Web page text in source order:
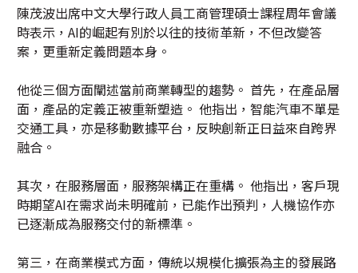
陳茂波出席中文大學行政人員工商管理碩士課程周年會議
時表示，AI的崛起有別於以往的技術革新，不但改變答
案，更重新定義問題本身。
他從三個方面闡述當前商業轉型的趨勢。 首先，在產品層
面，產品的定義正被重新塑造。 他指出，智能汽車不單是
交通工具，亦是移動數據平台，反映創新正日益來自跨界
融合。
其次，在服務層面，服務架構正在重構。 他指出，客戶現
時期望AI在需求尚未明確前，已能作出預判，人機協作亦
已逐漸成為服務交付的新標準。
第三，在商業模式方面，傳統以規模化擴張為主的發展路